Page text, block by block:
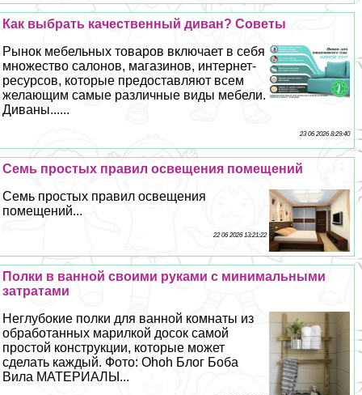
Как выбрать качественный диван? Советы
Рынок мебельных товаров включает в себя
множество салонов, магазинов, интернет-
ресурсов, которые предоставляют всем
желающим самые различные виды мебели.
Диваны......
23 06 2026 8:29:40
Семь простых правил освещения помещений
Семь простых правил освещения
помещений...
22 06 2026 13:21:22
Полки в ванной своими руками с минимальными
затратами
Неглубокие полки для ванной комнаты из
обработанных марилкой досок самой
простой конструкции, которые может
сделать каждый. Фото: Ohoh Блог Боба
Вила МАТЕРИАЛЫ...